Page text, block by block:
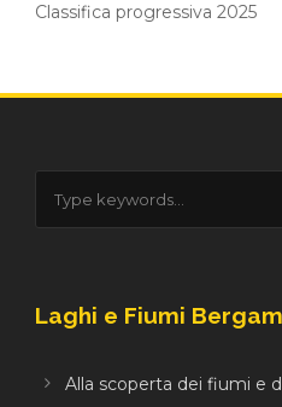
Classifica progressiva 2025
Laghi e Fiumi
Alla scoperta dei fiumi e